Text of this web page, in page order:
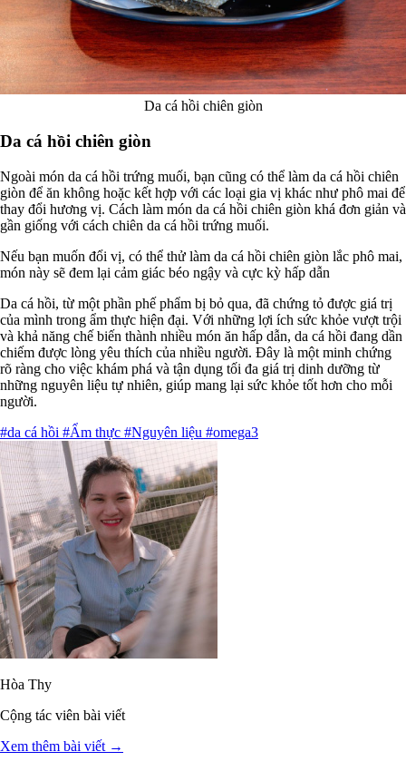
Da cá hồi chiên giòn
Da cá hồi chiên giòn
Ngoài món da cá hồi trứng muối, bạn cũng có thể làm da cá hồi chiên
giòn để ăn không hoặc kết hợp với các loại gia vị khác như phô mai để
thay đổi hương vị. Cách làm món da cá hồi chiên giòn khá đơn giản và
gần giống với cách chiên da cá hồi trứng muối.
Nếu bạn muốn đổi vị, có thể thử làm da cá hồi chiên giòn lắc phô mai,
món này sẽ đem lại cảm giác béo ngậy và cực kỳ hấp dẫn
Da cá hồi, từ một phần phế phẩm bị bỏ qua, đã chứng tỏ được giá trị
của mình trong ẩm thực hiện đại. Với những lợi ích sức khỏe vượt trội
và khả năng chế biến thành nhiều món ăn hấp dẫn, da cá hồi đang dần
chiếm được lòng yêu thích của nhiều người. Đây là một minh chứng
rõ ràng cho việc khám phá và tận dụng tối đa giá trị dinh dưỡng từ
những nguyên liệu tự nhiên, giúp mang lại sức khỏe tốt hơn cho mỗi
người.
#da cá hồi #Ẩm thực #Nguyên liệu #omega3
Hòa Thy
Cộng tác viên bài viết
Xem thêm bài viết →